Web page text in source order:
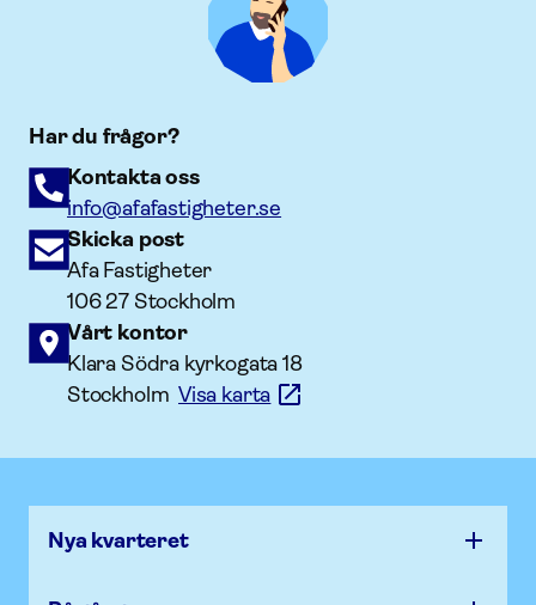
Har du frågor?
Kontakta oss
info@afafastigheter.se
Skicka post
Afa Fastigheter
106 27 Stockholm
Vårt kontor
Klara Södra kyrkogata 18
StockholmVisa karta
Nya kvarteret